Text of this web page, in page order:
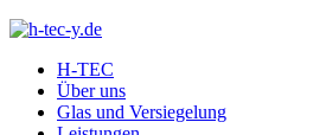
H-TEC
Über uns
Glas und Versiegelung